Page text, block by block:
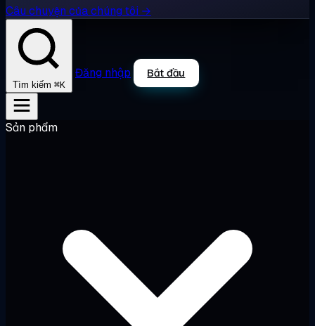
Câu chuyện của chúng tôi →
Tìm kiếm ⌘K
Đăng nhập Bắt đầu
Sản phẩm